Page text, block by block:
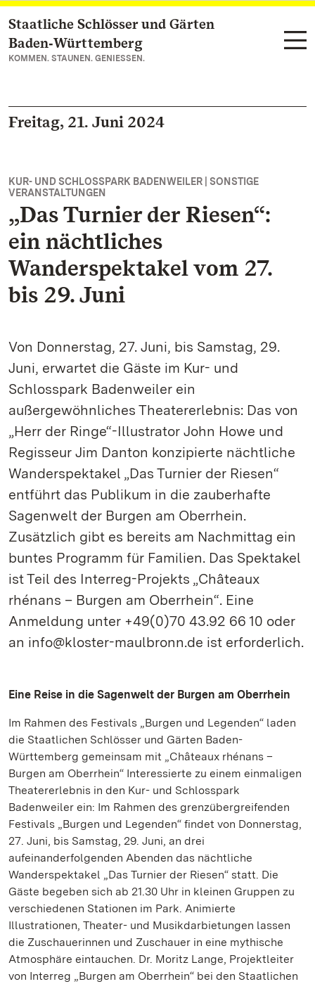
Zum Hauptinhalt springen
Staatliche Schlösser und Gärten
Baden‑Württemberg
KOMMEN. STAUNEN. GENIESSEN.
Freitag, 21. Juni 2024
KUR- UND SCHLOSSPARK BADENWEILER | SONSTIGE
VERANSTALTUNGEN
„Das Turnier der Riesen“:
ein nächtliches
Wanderspektakel vom 27.
bis 29. Juni
Von Donnerstag, 27. Juni, bis Samstag, 29.
Juni, erwartet die Gäste im Kur- und
Schlosspark Badenweiler ein
außergewöhnliches Theatererlebnis: Das von
„Herr der Ringe“-Illustrator John Howe und
Regisseur Jim Danton konzipierte nächtliche
Wanderspektakel „Das Turnier der Riesen“
entführt das Publikum in die zauberhafte
Sagenwelt der Burgen am Oberrhein.
Zusätzlich gibt es bereits am Nachmittag ein
buntes Programm für Familien. Das Spektakel
ist Teil des Interreg-Projekts „Châteaux
rhénans – Burgen am Oberrhein“. Eine
Anmeldung unter +49(0)70 43.92 66 10 oder
an info@kloster-maulbronn.de ist erforderlich.
Eine Reise in die Sagenwelt der Burgen am Oberrhein
Im Rahmen des Festivals „Burgen und Legenden“ laden
die Staatlichen Schlösser und Gärten Baden-
Württemberg gemeinsam mit „Châteaux rhénans –
Burgen am Oberrhein“ Interessierte zu einem einmaligen
Theatererlebnis in den Kur- und Schlosspark
Badenweiler ein: Im Rahmen des grenzübergreifenden
Festivals „Burgen und Legenden“ findet von Donnerstag,
27. Juni, bis Samstag, 29. Juni, an drei
aufeinanderfolgenden Abenden das nächtliche
Wanderspektakel „Das Turnier der Riesen“ statt. Die
Gäste begeben sich ab 21.30 Uhr in kleinen Gruppen zu
verschiedenen Stationen im Park. Animierte
Illustrationen, Theater- und Musikdarbietungen lassen
die Zuschauerinnen und Zuschauer in eine mythische
Atmosphäre eintauchen. Dr. Moritz Lange, Projektleiter
von Interreg „Burgen am Oberrhein“ bei den Staatlichen